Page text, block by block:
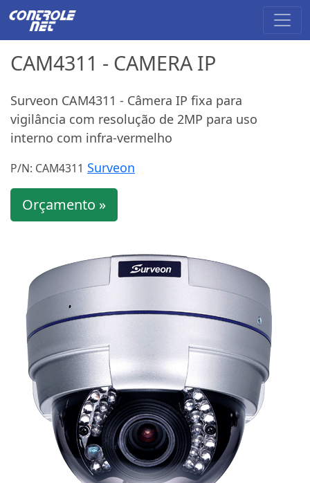
CAM4311 - CAMERA IP
Surveon CAM4311 - Câmera IP fixa para
vigilância com resolução de 2MP para uso
interno com infra-vermelho
P/N: CAM4311 Surveon
Orçamento »